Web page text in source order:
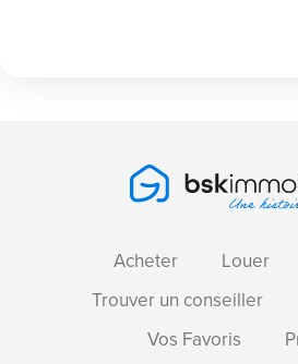
Acheter Louer
Trouver un conseiller
Vos Favoris